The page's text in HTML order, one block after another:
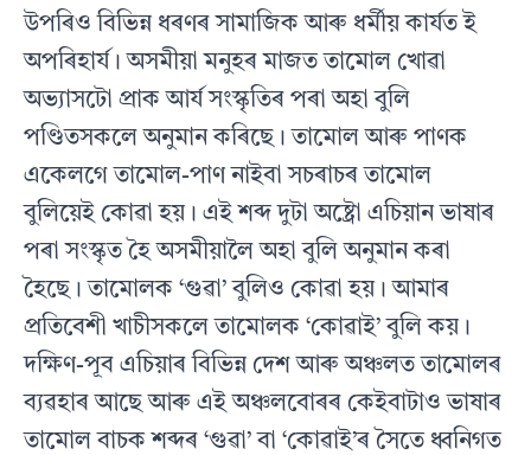
উপৰিও বিভিন্ন ধৰণৰ সামাজিক আৰু ধর্মীয় কার্যত ই
অপৰিহার্য। অসমীয়া মনুহৰ মাজত তামোল খোৱা
অভ্যাসটো প্রাক আৰ্য সংস্কৃতিৰ পৰা অহা বুলি
পণ্ডিতসকলে অনুমান কৰিছে। তামোল আৰু পাণক
একেলগে তামোল-পাণ নাইবা সচৰাচৰ তামোল
বুলিয়েই কোৱা হয়। এই শব্দ দুটা অষ্ট্ৰো এচিয়ান ভাষাৰ
পৰা সংস্কৃত হৈ অসমীয়ালৈ অহা বুলি অনুমান কৰা
হৈছে। তামোলক ‘গুৱা’ বুলিও কোৱা হয়। আমাৰ
প্ৰতিবেশী খাচীসকলে তামোলক ‘কোৱাই’ বুলি কয়।
দক্ষিণ-পূব এচিয়াৰ বিভিন্ন দেশ আৰু অঞ্চলত তামোলৰ
ব্যৱহাৰ আছে আৰু এই অঞ্চলবোৰৰ কেইবাটাও ভাষাৰ
তামোল বাচক শব্দৰ ‘গুৱা’ বা ‘কোৱাই’ৰ সৈতে ধ্বনিগত